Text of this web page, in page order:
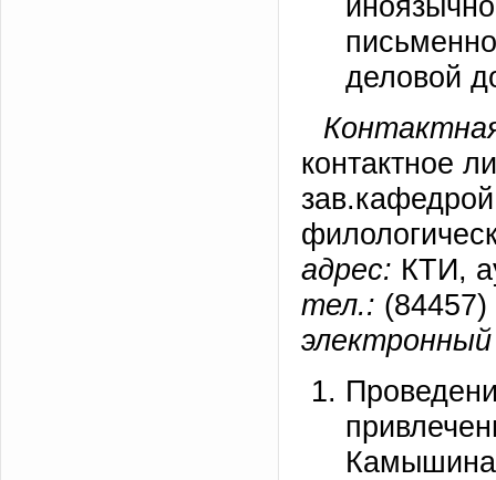
деловой
контактное
адрес: КТИ,
тел.: (84457)
Камышина